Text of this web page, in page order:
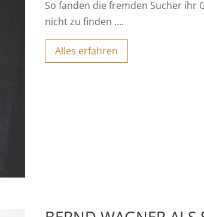
So fanden die fremden Sucher ihr
nicht zu finden ….
Alles erfahren